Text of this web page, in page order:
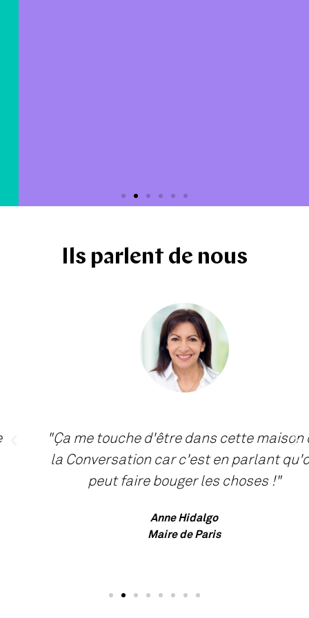
Cet espace convivial de 80 m² permet à chacun
d’exprimer sa créativité ! Le studio est ouvert à
toutes et tous gratuitement, tous les jours de la
semaine, jour et nuit. Il peut être réservé pour
une répétition, en solo ou en groupe, pour un
shooting photo ou un projet vidéo. Vous avez
Ils parlent de nous
"Ça me touche d'être dans cette maison de
la Conversation car c'est en parlant qu'on
peut faire bouger les choses !"
Anne Hidalgo
Maire de Paris